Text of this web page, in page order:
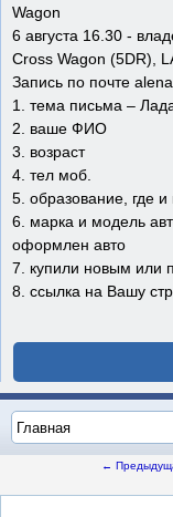
Wagon
6 августа 16.30 -
Cross Wagon (5DR),
Запись по почте
1. тема письма –
2. ваше ФИО
3. возраст
4. тел моб.
5. образование, где
6. марка и модель
оформлен авто
7. купили новым или
8. ссылка на Вашу
←